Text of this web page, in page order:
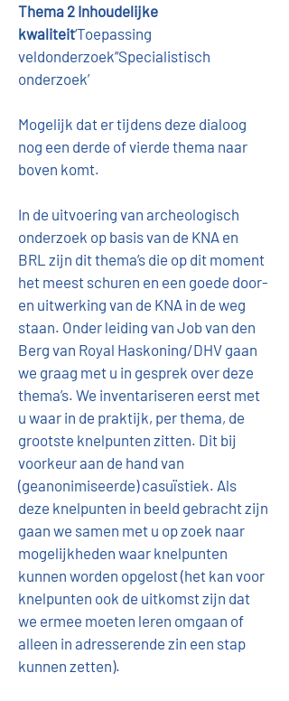
Thema 2 Inhoudelijke
kwaliteit‘Toepassing
veldonderzoek’‘Specialistisch
onderzoek’
Mogelijk dat er tijdens deze dialoog
nog een derde of vierde thema naar
boven komt.
In de uitvoering van archeologisch
onderzoek op basis van de KNA en
BRL zijn dit thema’s die op dit moment
het meest schuren en een goede door-
en uitwerking van de KNA in de weg
staan. Onder leiding van Job van den
Berg van Royal Haskoning/DHV gaan
we graag met u in gesprek over deze
thema’s. We inventariseren eerst met
u waar in de praktijk, per thema, de
grootste knelpunten zitten. Dit bij
voorkeur aan de hand van
(geanonimiseerde) casuïstiek. Als
deze knelpunten in beeld gebracht zijn
gaan we samen met u op zoek naar
mogelijkheden waar knelpunten
kunnen worden opgelost (het kan voor
knelpunten ook de uitkomst zijn dat
we ermee moeten leren omgaan of
alleen in adresserende zin een stap
kunnen zetten).